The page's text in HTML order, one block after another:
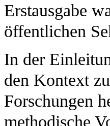
Erstausgabe
öffentlichen
In der
den Kontext
Forschungen
methodische